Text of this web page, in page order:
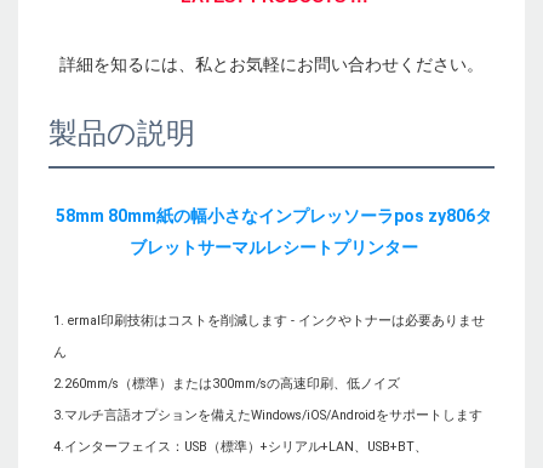
製品の説明
58mm 80mm紙の幅小さなインプレッソーラpos zy806タ
1. ermal印刷技術はコストを削減します - インクやトナーは必要ありませ
ん
2.260mm/s（標準）または300mm/sの高速印刷、低ノイズ
3.マルチ言語オプションを備えたWindows/iOS/Androidをサポートします
4.インターフェイス：USB（標準）+シリアル+LAN、USB+BT、